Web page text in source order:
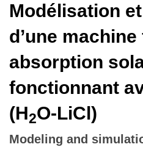
Modélisation
d’une
absorption
fonctionnant
(H2O-LiCl)
Modeling and